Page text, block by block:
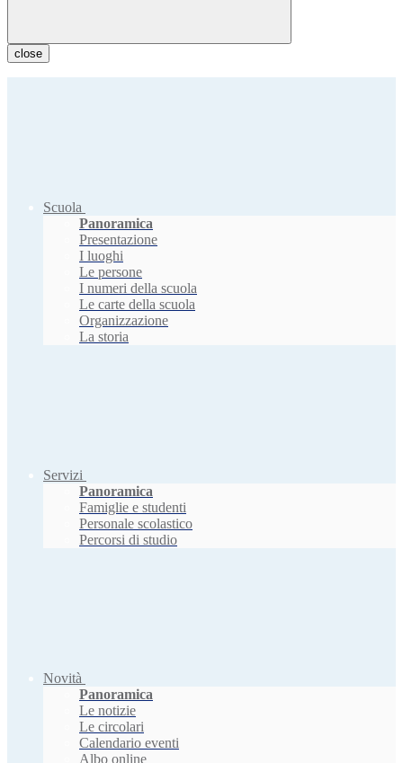
close
Scuola
Panoramica
Presentazione
I luoghi
Le persone
I numeri della scuola
Le carte della scuola
Organizzazione
La storia
Servizi
Panoramica
Famiglie e studenti
Personale scolastico
Percorsi di studio
Novità
Panoramica
Le notizie
Le circolari
Calendario eventi
Albo online